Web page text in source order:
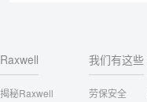
Raxwell
揭秘Raxwell
我们有这些
劳保安全